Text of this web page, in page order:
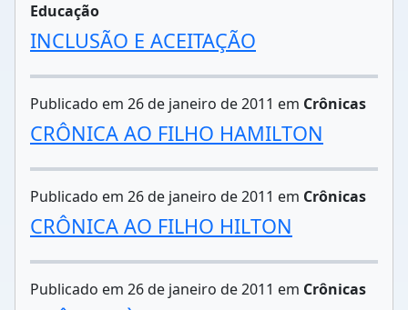
Educação
INCLUSÃO E ACEITAÇÃO
Publicado em 26 de janeiro de 2011 em Crônicas
CRÔNICA AO FILHO HAMILTON
Publicado em 26 de janeiro de 2011 em Crônicas
CRÔNICA AO FILHO HILTON
Publicado em 26 de janeiro de 2011 em Crônicas